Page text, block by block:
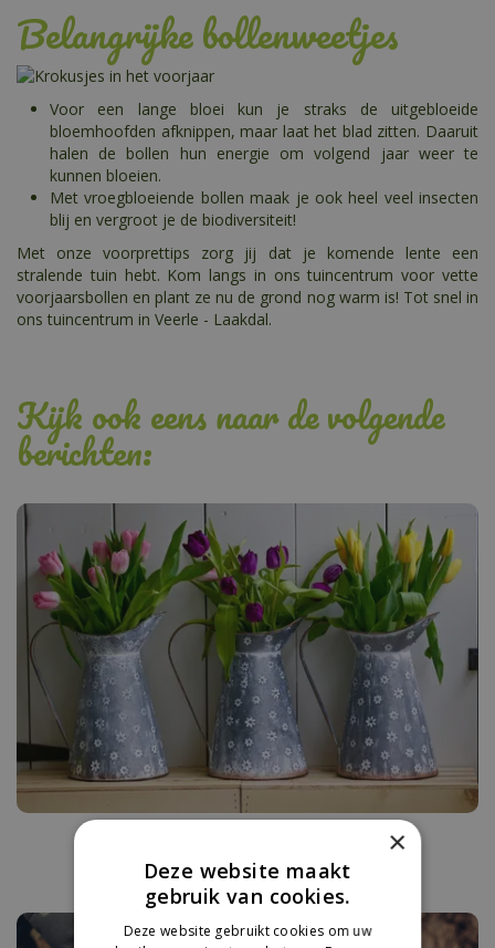
Belangrijke bollenweetjes
Voor een lange bloei kun je straks de uitgebloeide
bloemhoofden afknippen, maar laat het blad zitten. Daaruit
halen de bollen hun energie om volgend jaar weer te
kunnen bloeien.
Met vroegbloeiende bollen maak je ook heel veel insecten
blij en vergroot je de biodiversiteit!
Met onze voorprettips zorg jij dat je komende lente een
stralende tuin hebt. Kom langs in ons tuincentrum voor vette
voorjaarsbollen en plant ze nu de grond nog warm is! Tot snel in
ons tuincentrum in Veerle - Laakdal.
Kijk ook eens naar de volgende
berichten:
×
Deze website maakt
gebruik van cookies.
Deze website gebruikt cookies om uw